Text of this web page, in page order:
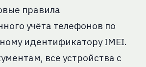
правила
учёта телефонов по
идентификатору IMEI.
все устройства с